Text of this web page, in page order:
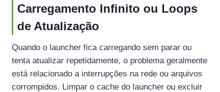
Carregamento Infinito ou Loops
de Atualização
Quando o launcher fica carregando sem parar ou
tenta atualizar repetidamente, o problema geralmente
está relacionado a interrupções na rede ou arquivos
corrompidos. Limpar o cache do launcher ou excluir